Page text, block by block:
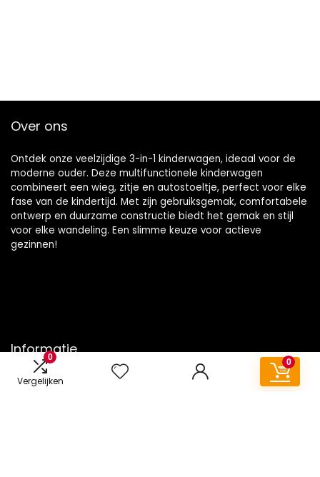
0
Vergelijken
0
Over ons
Ontdek onze veelzijdige 3-in-1 kinderwagen, ideaal voor de
moderne ouder. Deze multifunctionele kinderwagen
combineert een wieg, zitje en autostoeltje, perfect voor elke
fase van de kindertijd. Met zijn gebruiksgemak, comfortabele
ontwerp en duurzame constructie biedt het gemak en stijl
voor elke wandeling. Een slimme keuze voor actieve
gezinnen!
Informatie
Contact